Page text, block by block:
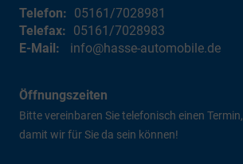
Telefon: 05161/7028981
Telefax: 05161/7028983
E-Mail:
info@hasse-automobile.de
Öffnungszeiten
Bitte vereinbaren Sie telefonisch einen Termin,
damit wir für Sie da sein können!